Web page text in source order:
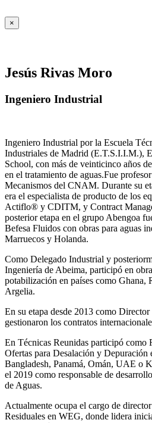
×
Jesús Rivas Moro
Ingeniero Industrial
Ingeniero Industrial por la Escuela
Industriales de Madrid (E.T.S.I.I.M.),
School, con más de veinticinco años
en el tratamiento de aguas.Fue
Mecanismos del CNAM. Durante su
era el especialista de producto de los
Actiflo® y CDITM, y Contract
posterior etapa en el grupo Abengoa
Befesa Fluidos con obras para aguas
Marruecos y Holanda.
Como Delegado Industrial y
Ingeniería de Abeima, participó en
potabilización en países como Ghana,
Argelia.
En su etapa desde 2013 como
gestionaron los contratos
En Técnicas Reunidas participó como
Ofertas para Desalación y Depuración
Bangladesh, Panamá, Omán, UAE o
el 2019 como responsable de
de Aguas.
Actualmente ocupa el cargo de
Residuales en WEG, donde lidera